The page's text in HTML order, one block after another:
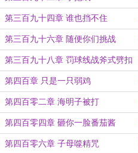
第三百九十四章 谁也挡不住
第三百九十六章 随便你们挑战
第三百九十八章 罚球线战斧式劈扣
第四百章 只是一只弱鸡
第四百零二章 海明子被打
第四百零四章 砸你一脸番茄酱
第四百零六章 子母噬精咒